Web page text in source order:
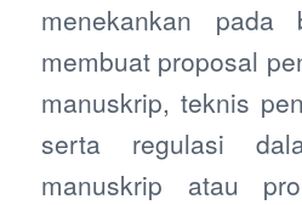
menekankan pada
membuat proposal
manuskrip, teknis
serta regulasi
manuskrip atau